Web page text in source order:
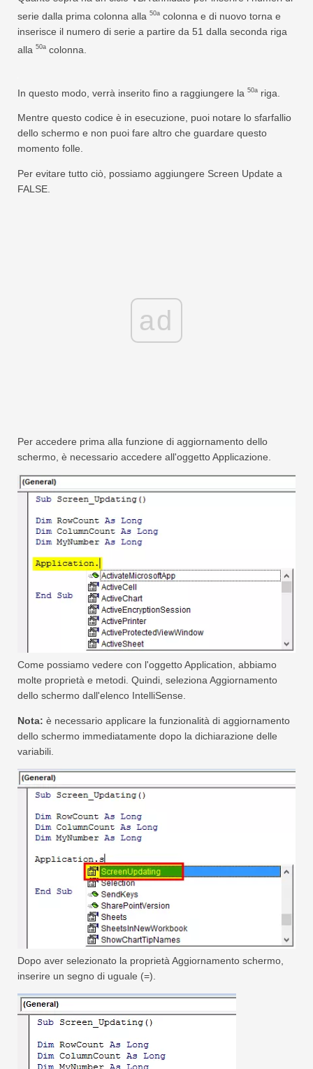
serie dalla prima colonna alla 50a colonna e di nuovo torna e
inserisce il numero di serie a partire da 51 dalla seconda riga
alla 50a colonna.
In questo modo, verrà inserito fino a raggiungere la 50a riga.
Mentre questo codice è in esecuzione, puoi notare lo sfarfallio
dello schermo e non puoi fare altro che guardare questo
momento folle.
Per evitare tutto ciò, possiamo aggiungere Screen Update a
FALSE.
ad
Per accedere prima alla funzione di aggiornamento dello
schermo, è necessario accedere all'oggetto Applicazione.
Come possiamo vedere con l'oggetto Application, abbiamo
molte proprietà e metodi. Quindi, seleziona Aggiornamento
dello schermo dall'elenco IntelliSense.
Nota: è necessario applicare la funzionalità di aggiornamento
dello schermo immediatamente dopo la dichiarazione delle
variabili.
Dopo aver selezionato la proprietà Aggiornamento schermo,
inserire un segno di uguale (=).